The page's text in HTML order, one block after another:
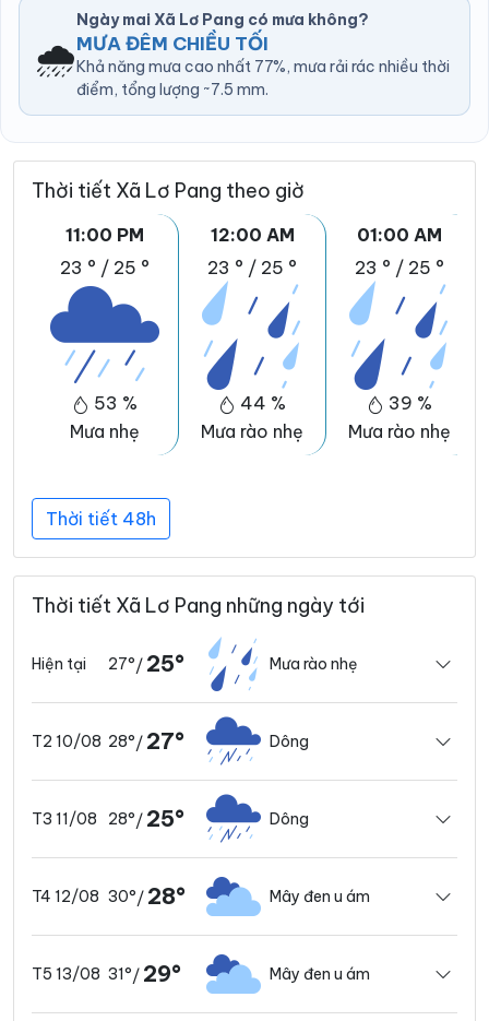
🌧️
Ngày mai Xã Lơ Pang có mưa không?
MƯA ĐÊM CHIỀU TỐI
Khả năng mưa cao nhất 77%, mưa rải rác nhiều thời
điểm, tổng lượng ~7.5 mm.
Thời tiết Xã Lơ Pang theo giờ
11:00 PM
23 ° / 25 °
53 %
Mưa nhẹ
12:00 AM
23 ° / 25 °
44 %
Mưa rào nhẹ
01:00 AM
23 ° / 25 °
39 %
Mưa rào nhẹ
Thời tiết 48h
Thời tiết Xã Lơ Pang những ngày tới
Hiện tại 27°/ 25° Mưa rào nhẹ
T2 10/08 28°/ 27° Dông
T3 11/08 28°/ 25° Dông
T4 12/08 30°/ 28° Mây đen u ám
T5 13/08 31°/ 29° Mây đen u ám